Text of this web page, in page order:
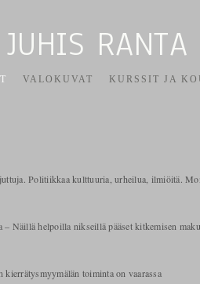
JUHIS RANTA
VALOKUVAT KURSSIT JA
Politiikkaa kulttuuria, urheilua, ilmiöitä.
Näillä helpoilla nikseillä pääset kitkemisen
toiminta on vaarassa